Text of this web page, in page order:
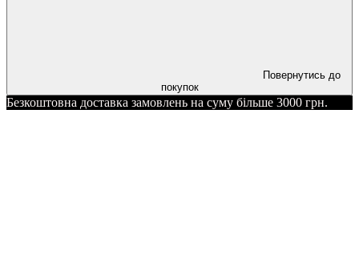
Повернутись до
покупок
Безкоштовна доставка замовлень на суму більше 3000 грн.